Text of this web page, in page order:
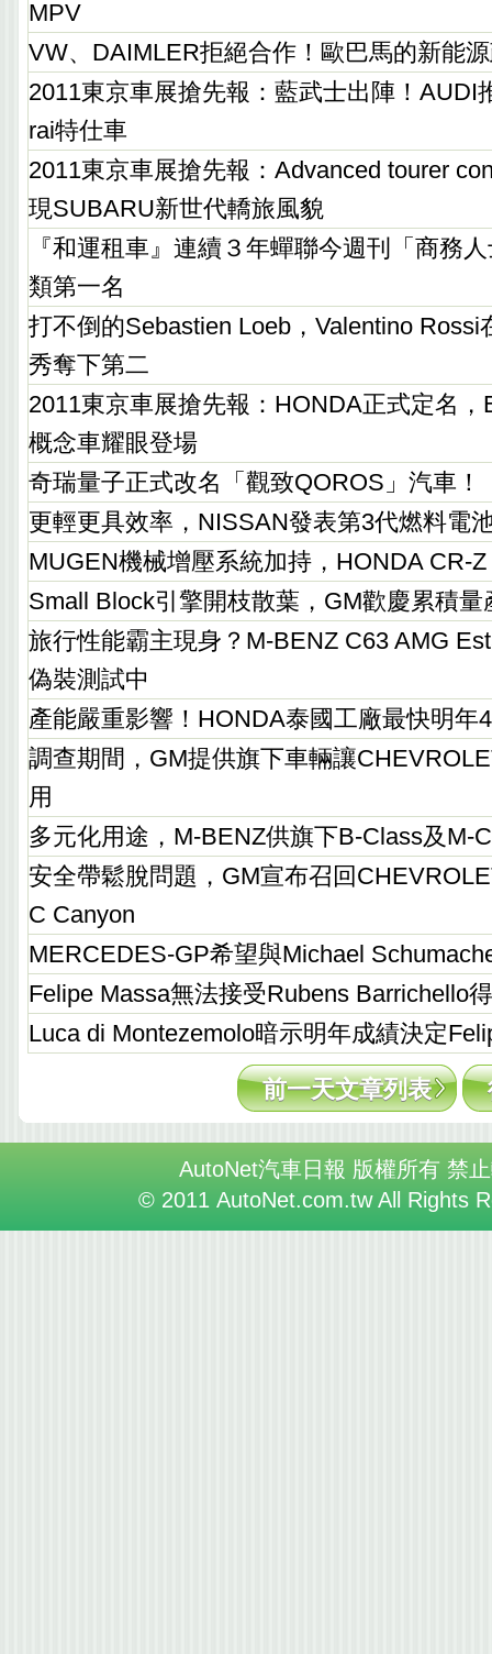
MPV
VW、DAIMLER拒絕合作！歐巴馬的新能
2011東京車展搶先報：藍武士出陣！AUDI
rai特仕車
2011東京車展搶先報：Advanced tourer
現SUBARU新世代轎旅風貌
『和運租車』連續３年蟬聯今週刊「商務
類第一名
打不倒的Sebastien Loeb，Valentino Rossi
秀奪下第二
2011東京車展搶先報：HONDA正式定名
概念車耀眼登場
奇瑞量子正式改名「觀致QOROS」汽車！
更輕更具效率，NISSAN發表第3代燃料電
MUGEN機械增壓系統加持，HONDA CR-
Small Block引擎開枝散葉，GM歡慶累積量
旅行性能霸主現身？M-BENZ C63 AMG
偽裝測試中
產能嚴重影響！HONDA泰國工廠最快明年
調查期間，GM提供旗下車輛讓
用
多元化用途，M-BENZ供旗下B-Class及M-
安全帶鬆脫問題，GM宣布召回
C Canyon
MERCEDES-GP希望與Michael
Felipe Massa無法接受Rubens Barrichello
Luca di Montezemolo暗示明年成績決定
前一天文章列表
AutoNet汽車日報 版權所有 禁
© 2011 AutoNet.com.tw All Rights